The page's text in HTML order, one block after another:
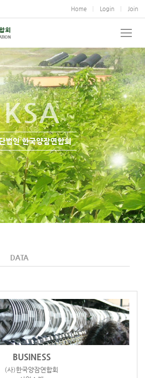
Home Login Join
KSA
법인 한국양잠연합회
DATA
BUSINESS
(사)한국양잠연합회